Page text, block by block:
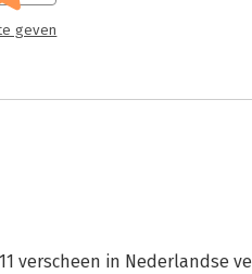
geven
verscheen in Nederlandse